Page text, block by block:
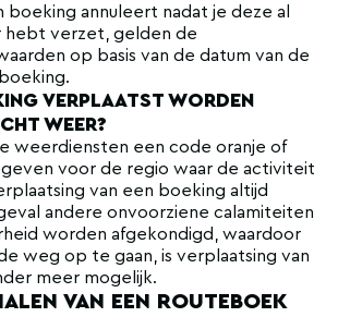
boeking annuleert nadat je deze al
hebt verzet, gelden de
op basis van de datum van de
VERPLAATST WORDEN
WEER?
weerdiensten een code oranje of
voor de regio waar de activiteit
van een boeking altijd
andere onvoorziene calamiteiten
worden afgekondigd, waardoor
weg op te gaan, is verplaatsing van
meer mogelijk.
VAN EEN ROUTEBOEK